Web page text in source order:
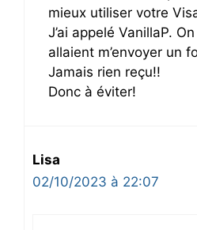
mieux utiliser votre
J’ai appelé VanillaP. On
allaient m’envoyer un
Jamais rien reçu!!
Donc à éviter!
Lisa
02/10/2023 à 22:07